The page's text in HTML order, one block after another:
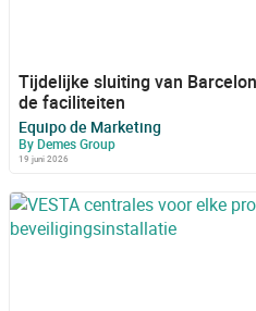
Tijdelijke sluiting van
de faciliteiten
Equipo de Marketing
By Demes Group
19 juni 2026